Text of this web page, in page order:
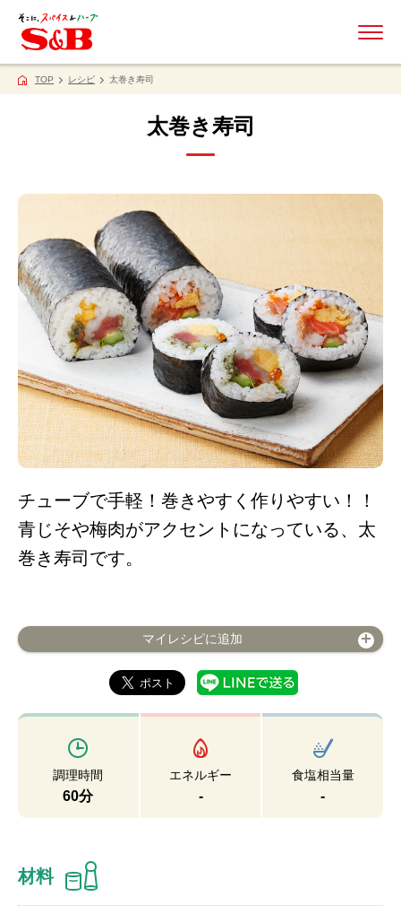
TOP レシピ 太巻き寿司
太巻き寿司
チューブで手軽！巻きやすく作りやすい！！
青じそや梅肉がアクセントになっている、太
巻き寿司です。
マイレシピに追加
調理時間
60分
エネルギー
-
食塩相当量
-
材料